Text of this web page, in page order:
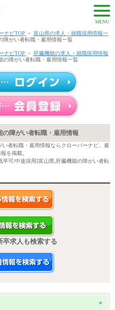
MENU
ナビTOP > 富山県の求人・就職採用情報一
障がい者転職・雇用情報一覧
ナビTOP > 肝臓機能の求人・就職採用情報
の障がい者転職・雇用情報一覧
障がい者転職・雇用情報
者転職・雇用情報ならクローバーナビ。雇
を掲載。
卒可/中途採用]富山県,肝臓機能の障がい者転
卒求人も検索する
+